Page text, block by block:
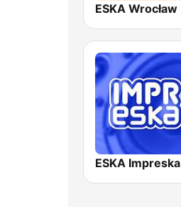
ESKA Wrocław
ESKA Impreska